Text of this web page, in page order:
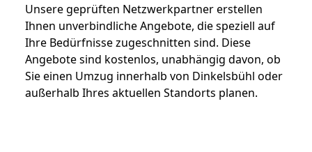
Unsere geprüften Netzwerkpartner erstellen
Ihnen unverbindliche Angebote, die speziell auf
Ihre Bedürfnisse zugeschnitten sind. Diese
Angebote sind kostenlos, unabhängig davon, ob
Sie einen Umzug innerhalb von Dinkelsbühl oder
außerhalb Ihres aktuellen Standorts planen.